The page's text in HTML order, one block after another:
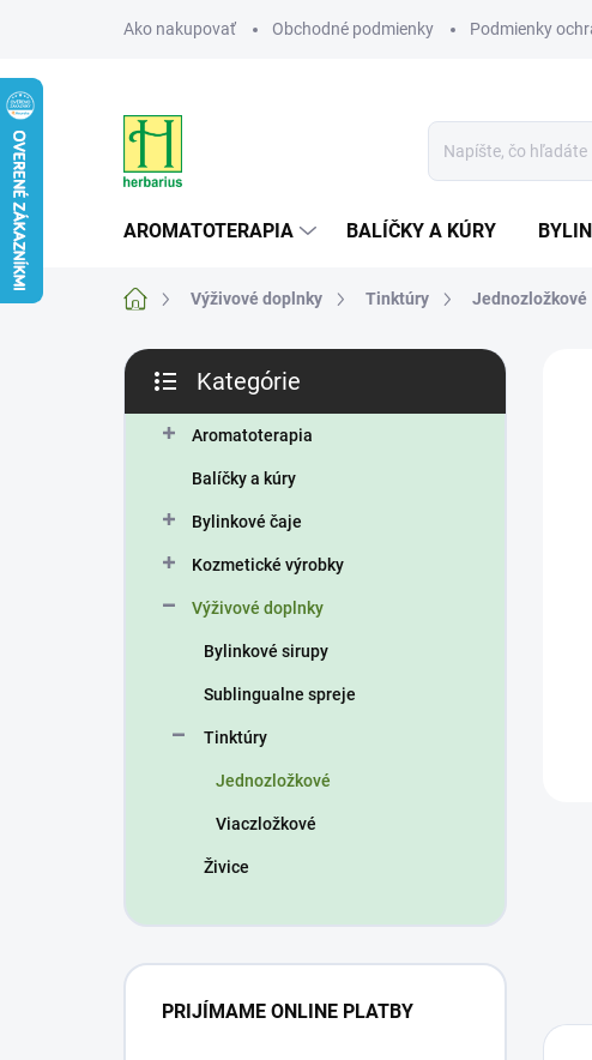
Ako nakupovať Obchodné podmienky Podmienky
AROMATOTERAPIA BALÍČKY A KÚRY
DomovVýživové doplnky Tinktúry Jednozložkové
B
č
kategórie
Kategórie
Aromatoterapia
Balíčky a kúry
Bylinkové čaje
Kozmetické výrobky
Výživové doplnky
Bylinkové sirupy
Sublingualne spreje
Tinktúry
Jednozložkové
Viaczložkové
Živice
PRIJÍMAME ONLINE PLATBY